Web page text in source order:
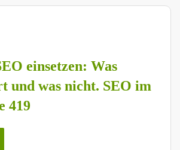
einsetzen: Was
und was nicht. SEO im
419